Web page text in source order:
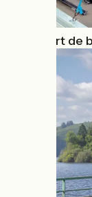
Transfert de